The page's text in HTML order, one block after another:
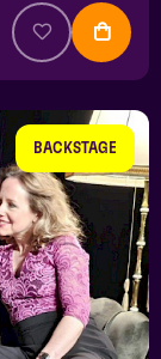
BACKSTAGE